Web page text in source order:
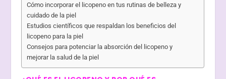
Cómo incorporar el licopeno en tus rutinas de belleza y
cuidado de la piel
Estudios científicos que respaldan los beneficios del
licopeno para la piel
Consejos para potenciar la absorción del licopeno y
mejorar la salud de la piel